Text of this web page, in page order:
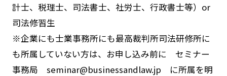
計士、税理士、司法書士、社労士、行政書士等）or
司法修習生
※企業にも士業事務所にも最高裁判所司法研修所に
も所属していない方は、お申し込み前に セミナー
事務局 seminar@businessandlaw.jp に所属を明